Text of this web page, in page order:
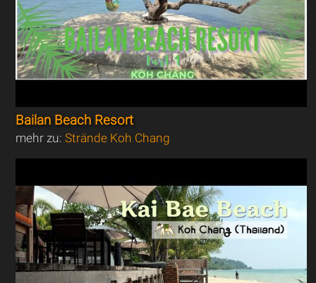
Bailan Beach Resort
mehr zu:Strände Koh Chang